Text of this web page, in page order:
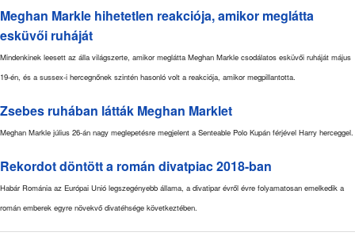
Meghan Markle hihetetlen reakciója, amikor meglátta
esküvői ruháját
Mindenkinek leesett az álla világszerte, amikor meglátta Meghan Markle csodálatos esküvői ruháját május
19-én, és a sussex-i hercegnőnek szintén hasonló volt a reakciója, amikor megpillantotta.
Zsebes ruhában látták Meghan Marklet
Meghan Markle július 26-án nagy meglepetésre megjelent a Senteable Polo Kupán férjével Harry herceggel.
Rekordot döntött a román divatpiac 2018-ban
Habár Románia az Európai Unió legszegényebb állama, a divatipar évről évre folyamatosan emelkedik a
román emberek egyre növekvő divatéhsége következtében.